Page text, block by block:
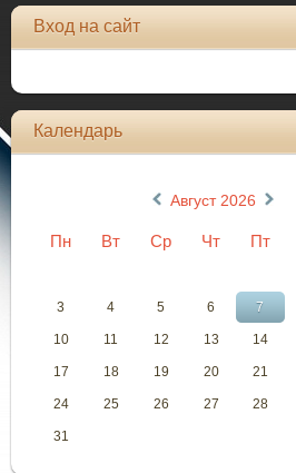
Вход на сайт
Календарь
Август 2026
Пн Вт Ср Чт Пт
3 4 5 6 7
10 11 12 13 14
17 18 19 20 21
24 25 26 27 28
31